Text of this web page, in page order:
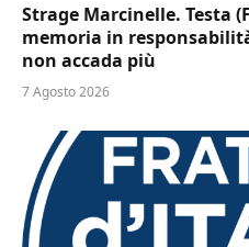
Strage Marcinelle. Testa
memoria in
non accada più
7 Agosto 2026